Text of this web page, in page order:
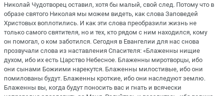
Николай Чудотворец оставил, хотя бы малый, свой след. Потому что в
образе святого Николая мы можем видеть, как слова Заповедей
Христовых воплотились. И как эти слова преобразили жизнь не
только самого святителя, но и тех, кто рядом с ним находился, кому
он помогал, о ком заботился. Сегодня в Евангелии для нас снова
прозвучали слова из наставления Спасителя: «Блаженны нищие
духом, ибо их есть Царство Небесное. Блаженны миротворцы, ибо
они сынами Божиими нарекутся. Блаженны милостивые, ибо они
помилованы будут. Блаженны кроткие, ибо они наследуют землю.
Блаженны вы, когда будут поносить вас и гнать и всячески